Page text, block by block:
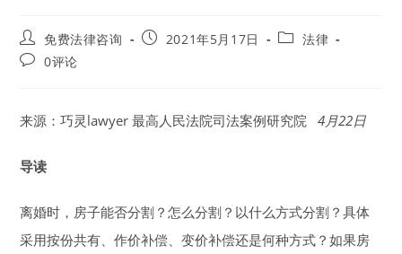
Post
author:
免费法律咨询
Post2021年5月17日
Post法律
Post0评论
来源：巧灵lawyer 最高人民法院司法案例研究院 4月22日
导读
离婚时，房子能否分割？怎么分割？以什么方式分割？具体
采用按份共有、作价补偿、变价补偿还是何种方式？如果房